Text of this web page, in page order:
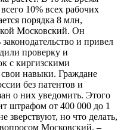
10% всех рабочих
порядка 8 млн,
Московский. Он
и привел
проверку и
с киргизскими
навыки. Граждане
без патентов и
о них уведомить. Этого
штрафом от 400 000 до 1
но что делать,
Московский. –